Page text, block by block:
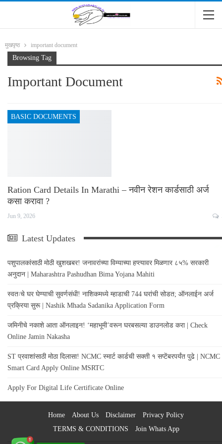
मुखपृष्ठ important document
Browsing Tag
Important Document
BASIC DOCUMENTS
Ration Card Details In Marathi – नवीन रेशन कार्डसाठी अर्ज
कसा करावा ?
Jun 9, 2026
Latest Updates
पशुपालकांसाठी मोठी खुशखबर! जनावरांच्या विम्याच्या हप्त्यावर मिळणार ८५% सरकारी
अनुदान | Maharashtra Pashudhan Bima Yojana Mahiti
स्वतःचे घर घेण्याची सुवर्णसंधी! नाशिकमध्ये म्हाडाची 744 घरांची सोडत; ऑनलाईन अर्ज
प्रक्रिया सुरू | Nashik Mhada Sadanika Application Form
जमिनीचे नकाशे आता ऑनलाइन! ‘महाभूमी’वरून घरबसल्या डाउनलोड करा | Check
Online Jamin Nakasha
ST प्रवाशांसाठी मोठा दिलासा! NCMC स्मार्ट कार्डची सक्ती १ सप्टेंबरपर्यंत पुढे | NCMC
Smart Card Apply Online MSRTC
Apply For Digital Life Certificate Online
Home About Us Disclaimer
Privacy Policy
TERMS & CONDITIONS
Join Whats App